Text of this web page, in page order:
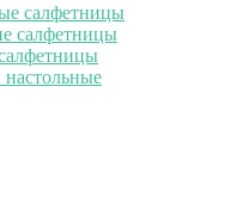
салфетницы
салфетницы